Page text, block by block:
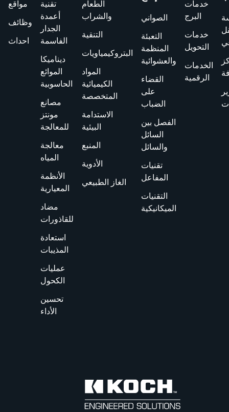
مواقع
وظائف
احداث
تقنية
أعمدة
الجدار
الفاسمة
ديناميكا
الموائع
الحاسوبية
مصانع
مونتز
للمعالجة
معالجة
المياه
الأنظمة
المعيارية
مضاد
للقاذورات
استعادة
المذيبات
عمليات
الكحول
تحسين
الأداء
الطعام
والشراب
التنقية
البتروكيمياويات
المواد
الكيميائية
المتخصصة
الاستدامة
البيئية
المنبع
الأدوية
الغاز الطبيعي
الصواني
التعبئة
المنظمة
والعشوائية
القضاء
على
الضباب
الفصل بين
السائل
والسائل
تقنيات
المفاعل
التقنيات
الميكانيكية
خدمات
البرج
خدمات
التحويل
الخدمات
الرقمية